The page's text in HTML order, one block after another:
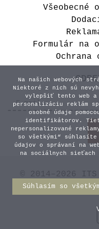
Všeobecné
Formulár na
Ochrana
Na našich webových
Niektoré z nich sú
vylepšiť tento web a
personalizáciu reklám
osobné údaje
identifikátorov.
nepersonalizované
so všetkými“ súhlasíte
údajov o správaní na
na sociálnych sieťach
Súhlasím so